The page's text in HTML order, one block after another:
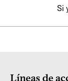
Si
Líneas de